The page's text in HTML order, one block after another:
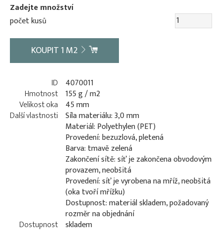
Zadejte množství
počet kusů
KOUPIT1 M2
ID
4070011
Hmotnost 155 g / m2
Velikost oka
45 mm
Další vlastnosti Síla materiálu: 3,0 mm
Materiál: Polyethylen (PET)
Provedení: bezuzlová, pletená
Barva: tmavě zelená
Zakončení sítě: síť je zakončena obvodovým
provazem, neobšitá
Provedení: síť je vyrobena na mříž, neobšitá
(oka tvoří mřížku)
Dostupnost: materiál skladem, požadovaný
rozměr na objednání
Dostupnost skladem